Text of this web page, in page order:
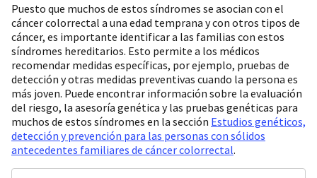
Puesto que muchos de estos síndromes se asocian con el
cáncer colorrectal a una edad temprana y con otros tipos de
cáncer, es importante identificar a las familias con estos
síndromes hereditarios. Esto permite a los médicos
recomendar medidas específicas, por ejemplo, pruebas de
detección y otras medidas preventivas cuando la persona es
más joven. Puede encontrar información sobre la evaluación
del riesgo, la asesoría genética y las pruebas genéticas para
muchos de estos síndromes en la sección Estudios genéticos,
detección y prevención para las personas con sólidos
antecedentes familiares de cáncer colorrectal.